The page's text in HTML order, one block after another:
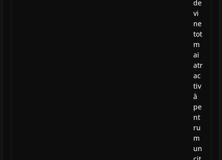
de
vi
ne
tot
m
ai
atr
ac
tiv
ă
pe
nt
ru
m
un